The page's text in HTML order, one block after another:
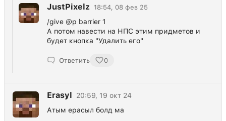
JustPixelz 18:54, 08 фев 25
/give @p barrier 1
А потом навести на НПС этим придметов и
будет кнопка "Удалить его"
Ответить 0
Erasyl
20:59, 19 окт 24
Атым ерасыл болд ма